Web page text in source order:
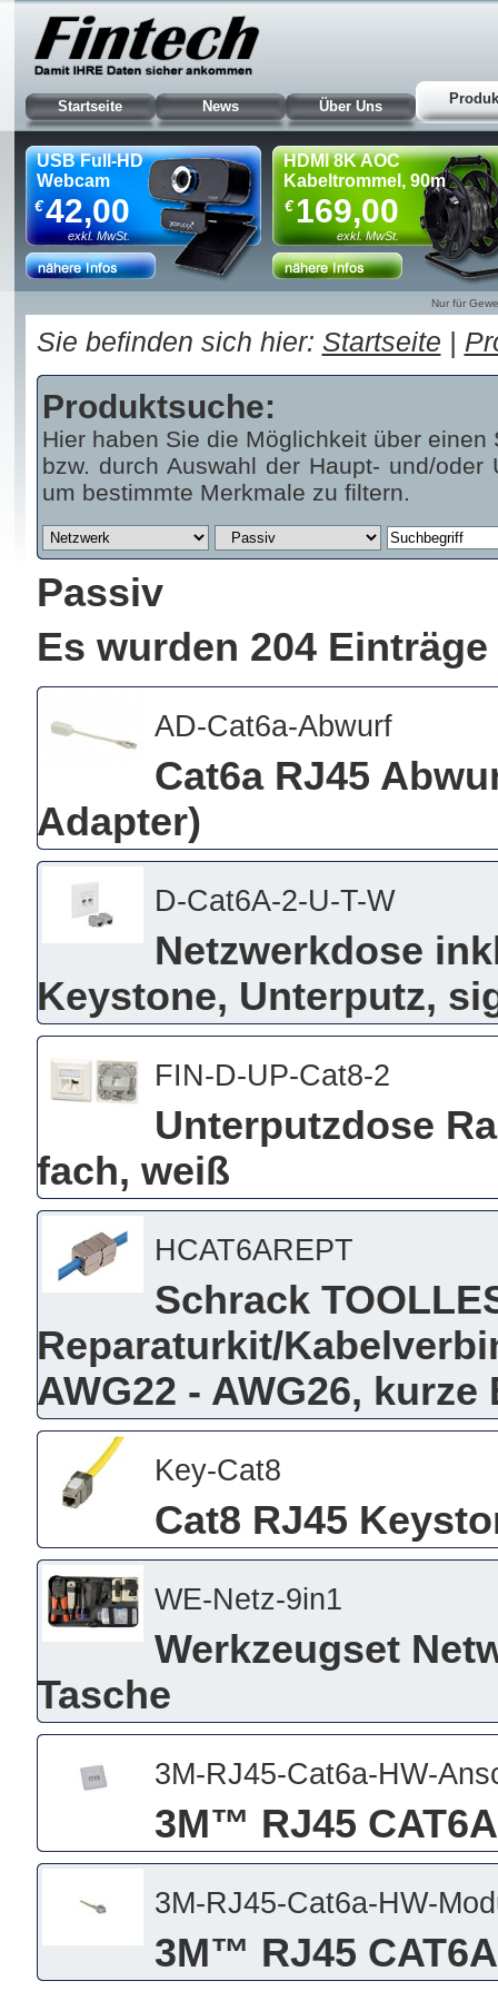
Startseite News Über Uns
USB Full-HD
Webcam
42,00
€
exkl. MwSt.
HDMI 8K AOC
Kabeltrommel, 90m
169,00
€
exkl. MwSt.
Nur für
Sie befinden sich hier: Startseite |
Produktsuche:
Hier haben Sie die Möglichkeit über
bzw. durch Auswahl der Haupt- und/
um bestimmte Merkmale zu filtern.
Passiv
Es wurden 204
AD-Cat6a-Abwurf
Cat6a RJ45
Adapter)
D-Cat6A-2-U-T-W
Netzwerkdose
Keystone, Unterputz,
FIN-D-UP-Cat8-2
Unterputzdose
fach, weiß
HCAT6AREPT
Schrack
Reparaturkit/
AWG22 - AWG26,
Key-Cat8
Cat8 RJ45
WE-Netz-9in1
Werkzeugset
Tasche
3M-RJ45-Cat6a-HW-
3M™ RJ45
3M-RJ45-Cat6a-HW-
3M™ RJ45